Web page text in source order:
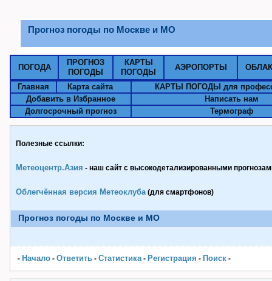
Прогноз погоды по Москве и МО
ПОГОДА
ПРОГНОЗ
ПОГОДЫ
КАРТЫ
ПОГОДЫ
АЭРОПОРТЫ
Главная Карта сайта
КАРТЫ ПОГОДЫ для
Добавить в Избранное
Написать нам
Долгосрочный прогноз
Термограф
Полезные ссылки:
Метеоцентр.Азия - наш сайт с высокодетализированными
Облегчённая версия Метеоклуба(для смартфонов)
Прогноз погоды по Москве и МО
- Начало - Ответить - Статистика- Pегистрация - Поиск -